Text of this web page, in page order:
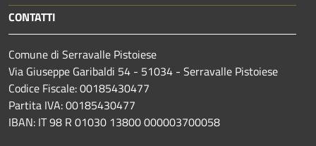
CONTATTI
Comune di Serravalle Pistoiese
Via Giuseppe Garibaldi 54 - 51034 - Serravalle Pistoiese
Codice Fiscale: 00185430477
Partita IVA: 00185430477
IBAN: IT 98 R 01030 13800 000003700058